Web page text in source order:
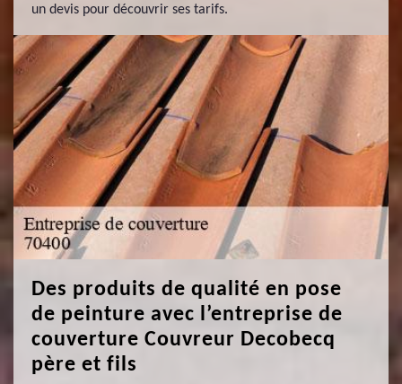
un devis pour découvrir ses tarifs.
Des produits de qualité en pose
de peinture avec l’entreprise de
couverture Couvreur Decobecq
père et fils